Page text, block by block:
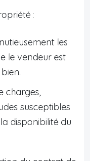
:
les
le vendeur est
charges,
susceptibles
disponibilité du